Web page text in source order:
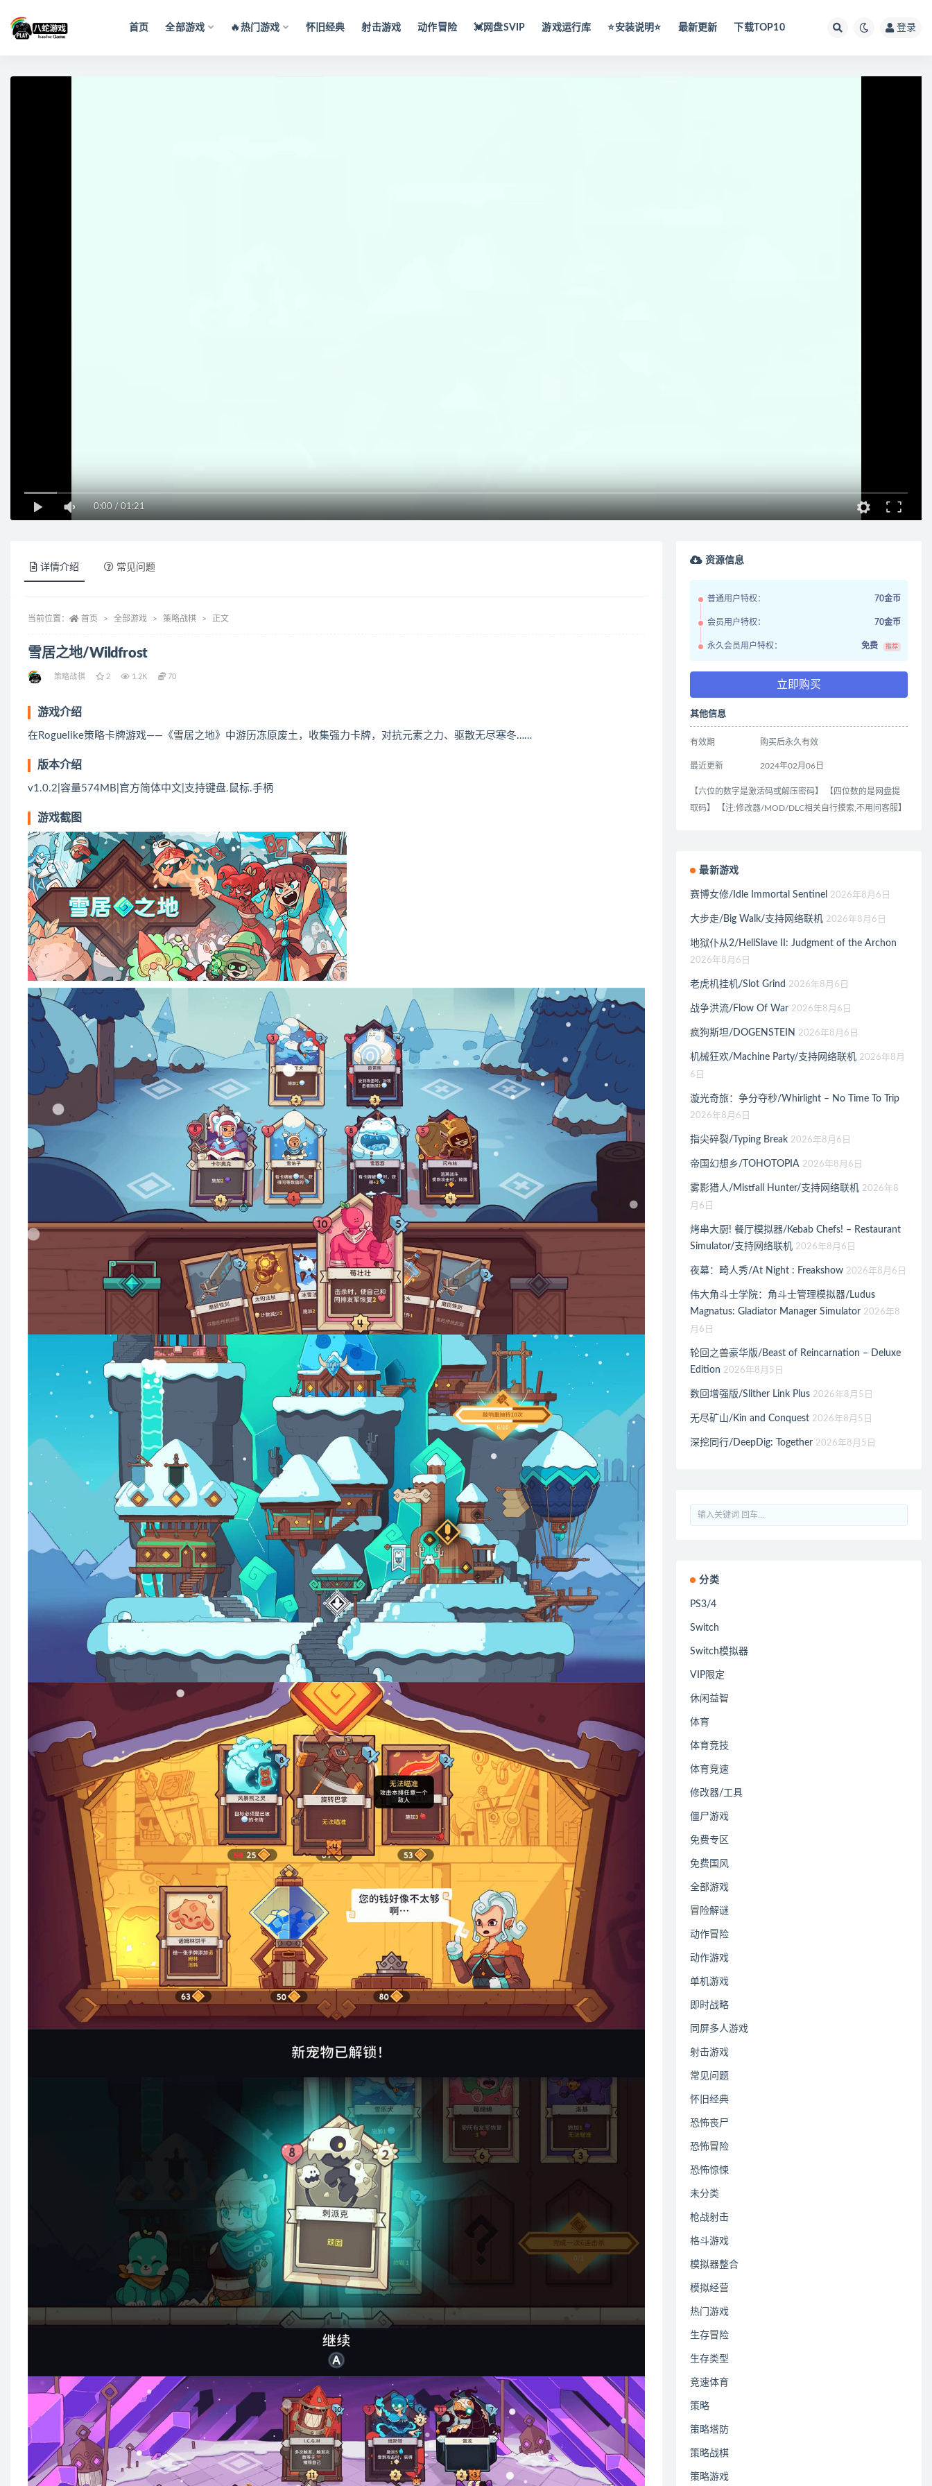
首页 全部游戏 🔥热门游戏 怀旧经典 射击游戏 动作冒险 💓网盘SVIP 游戏运行库 ⭐️安装说明⭐️ 最新更新 下载TOP10 登录
0:00 / 01:21
详情介绍 常见问题
当前位置： 首页 全部游戏 策略战棋 正文
雪居之地/Wildfrost
策略战棋 2 1.2K 70
游戏介绍
在Roguelike策略卡牌游戏——《雪居之地》中游历冻原废土，收集强力卡牌，对抗元素之力、驱散无尽寒冬……
版本介绍
v1.0.2|容量574MB|官方简体中文|支持键盘.鼠标.手柄
游戏截图
资源信息
普通用户特权： 70金币
会员用户特权： 70金币
永久会员用户特权： 免费 推荐
立即购买
其他信息
有效期 购买后永久有效
最近更新 2024年02月06日
【六位的数字是激活码或解压密码】 【四位数的是网盘提
取码】 【注:修改器/MOD/DLC相关自行摸索,不用问客服】
最新游戏
赛博女修/Idle Immortal Sentinel 2026年8月6日
大步走/Big Walk/支持网络联机 2026年8月6日
地狱仆从2/HellSlave II: Judgment of the Archon
2026年8月6日
老虎机挂机/Slot Grind 2026年8月6日
战争洪流/Flow Of War 2026年8月6日
疯狗斯坦/DOGENSTEIN 2026年8月6日
机械狂欢/Machine Party/支持网络联机 2026年8月
6日
漩光奇旅：争分夺秒/Whirlight – No Time To Trip
2026年8月6日
指尖碎裂/Typing Break 2026年8月6日
帝国幻想乡/TOHOTOPIA 2026年8月6日
雾影猎人/Mistfall Hunter/支持网络联机 2026年8
月6日
烤串大厨! 餐厅模拟器/Kebab Chefs! – Restaurant
Simulator/支持网络联机 2026年8月6日
夜幕：畸人秀/At Night : Freakshow 2026年8月6日
伟大角斗士学院：角斗士管理模拟器/Ludus
Magnatus: Gladiator Manager Simulator 2026年8
月6日
轮回之兽豪华版/Beast of Reincarnation – Deluxe
Edition 2026年8月5日
数回增强版/Slither Link Plus 2026年8月5日
无尽矿山/Kin and Conquest 2026年8月5日
深挖同行/DeepDig: Together 2026年8月5日
分类
PS3/4
Switch
Switch模拟器
VIP限定
休闲益智
体育
体育竞技
体育竞速
修改器/工具
僵尸游戏
免费专区
免费国风
全部游戏
冒险解谜
动作冒险
动作游戏
单机游戏
即时战略
同屏多人游戏
射击游戏
常见问题
怀旧经典
恐怖丧尸
恐怖冒险
恐怖惊悚
未分类
枪战射击
格斗游戏
模拟器整合
模拟经营
热门游戏
生存冒险
生存类型
竞速体育
策略
策略塔防
策略战棋
策略游戏